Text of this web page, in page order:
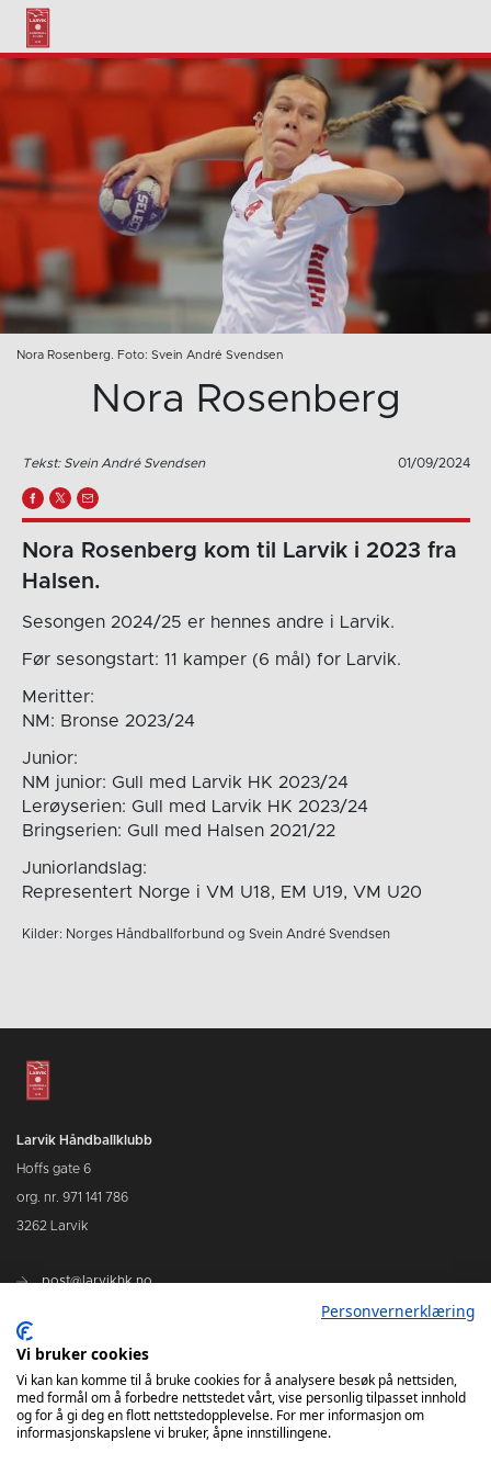
Nora Rosenberg. Foto: Svein André Svendsen
Nora Rosenberg
Tekst: Svein André Svendsen 01/09/2024
Nora Rosenberg kom til Larvik i 2023 fra
Halsen.
Sesongen 2024/25 er hennes andre i Larvik.
Før sesongstart: 11 kamper (6 mål) for Larvik.
Meritter:
NM: Bronse 2023/24
Junior:
NM junior: Gull med Larvik HK 2023/24
Lerøyserien: Gull med Larvik HK 2023/24
Bringserien: Gull med Halsen 2021/22
Juniorlandslag:
Representert Norge i VM U18, EM U19, VM U20
Kilder: Norges Håndballforbund og Svein André Svendsen
Larvik Håndballklubb
Hoffs gate 6
org. nr. 971 141 786
3262 Larvik
post@larvikhk.no
Personvernerklæring
Vi bruker cookies
Vi kan kan komme til å bruke cookies for å analysere besøk på nettsiden,
med formål om å forbedre nettstedet vårt, vise personlig tilpasset innhold
og for å gi deg en flott nettstedopplevelse. For mer informasjon om
informasjonskapslene vi bruker, åpne innstillingene.